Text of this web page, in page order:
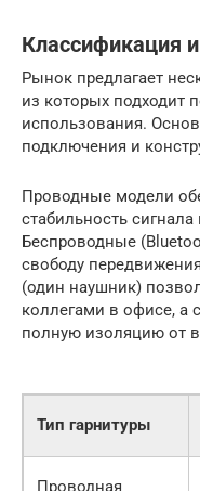
Классификация
Рынок предлагает
из которых подходит
использования.
подключения и
Проводные модели
стабильность
Беспроводные
свободу
(один наушник)
коллегами в офисе, а
полную изоляцию от
Тип гарнитуры
Проводная